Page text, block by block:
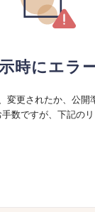
時にエラ
変更されたか、公開
数ですが、下記の